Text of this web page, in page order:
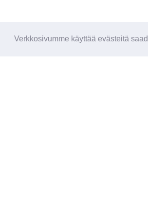
Verkkosivumme käyttää evästeitä